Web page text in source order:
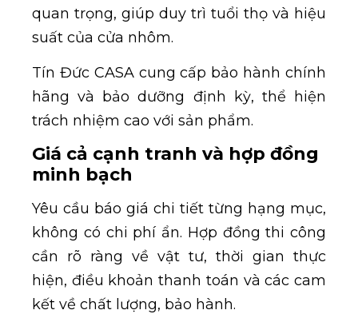
quan trọng, giúp duy trì tuổi thọ và hiệu
suất của cửa nhôm.
Tín Đức CASA cung cấp bảo hành chính
hãng và bảo dưỡng định kỳ, thể hiện
trách nhiệm cao với sản phẩm.
Giá cả cạnh tranh và hợp đồng
minh bạch
Yêu cầu báo giá chi tiết từng hạng mục,
không có chi phí ẩn. Hợp đồng thi công
cần rõ ràng về vật tư, thời gian thực
hiện, điều khoản thanh toán và các cam
kết về chất lượng, bảo hành.